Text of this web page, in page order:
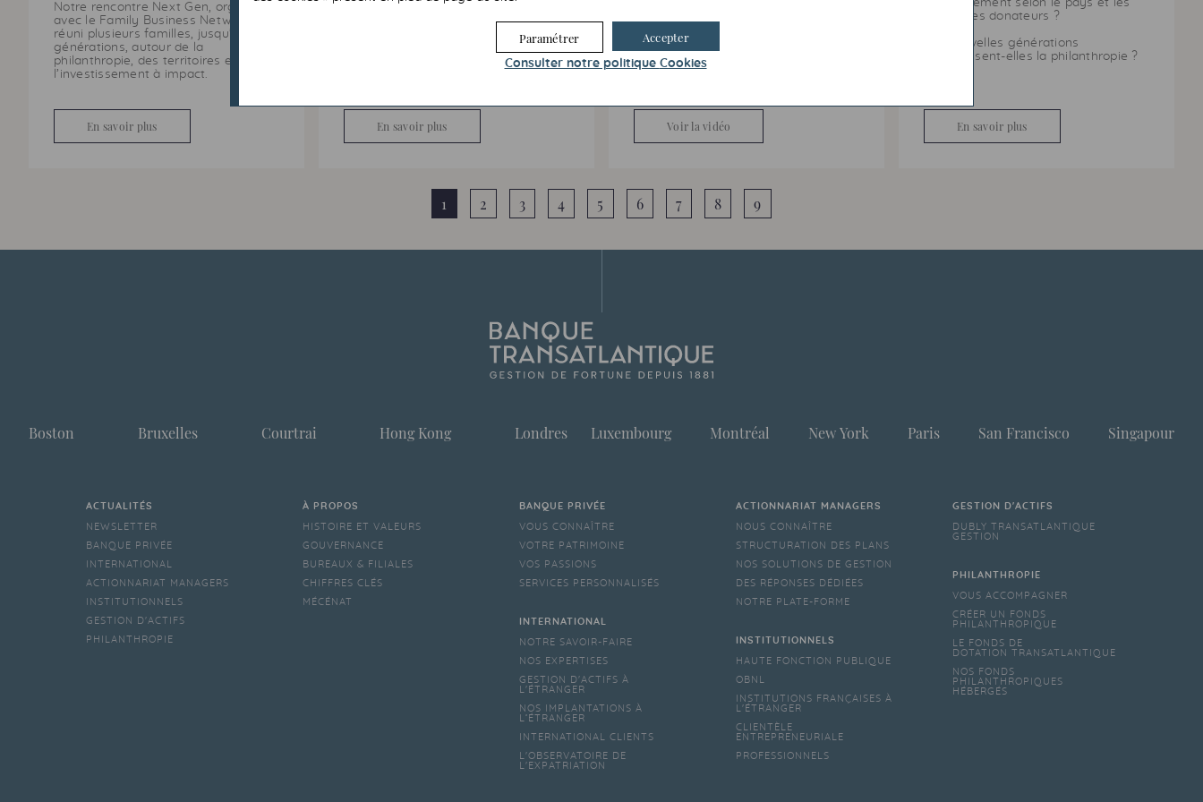
Notre rencontre Next Gen, organisée
avec le Family Business Network, a
réuni plusieurs familles, jusqu’à trois
générations, autour de la
philanthropie, des territoires et de
l’investissement à impact.
En savoir plus
Caritas France.
Sa vocation est de favoriser l’accès
précarité et de soutenir la réinsertion
En savoir plus
déjeuner au 26 ».
Avec le soutien du Fonds de Dotation
Transatlantique, il a contribué à faire
Voir la vidéo
d’engagement selon le pays et les
profils des donateurs ?
Les nouvelles générations
redéfinissent-elles la philanthropie ?
En savoir plus
1 2 3 4 5 6 7 8 9
Boston Bruxelles Courtrai Hong Kong Londres Luxembourg Montréal New York Paris San Francisco Singapour
ACTUALITÉS
NEWSLETTER
BANQUE PRIVÉE
INTERNATIONAL
ACTIONNARIAT MANAGERS
INSTITUTIONNELS
GESTION D'ACTIFS
PHILANTHROPIE
À PROPOS
HISTOIRE ET VALEURS
GOUVERNANCE
BUREAUX & FILIALES
CHIFFRES CLÉS
MÉCÉNAT
BANQUE PRIVÉE
VOUS CONNAÎTRE
VOTRE PATRIMOINE
VOS PASSIONS
SERVICES PERSONNALISÉS
INTERNATIONAL
NOTRE SAVOIR-FAIRE
NOS EXPERTISES
GESTION D'ACTIFS À
L'ÉTRANGER
NOS IMPLANTATIONS À
L’ÉTRANGER
INTERNATIONAL CLIENTS
L'OBSERVATOIRE DE
L'EXPATRIATION
ACTIONNARIAT MANAGERS
NOUS CONNAÎTRE
STRUCTURATION DES PLANS
NOS SOLUTIONS DE GESTION
DES RÉPONSES DÉDIÉES
NOTRE PLATE-FORME
INSTITUTIONNELS
HAUTE FONCTION PUBLIQUE
OBNL
INSTITUTIONS FRANÇAISES À
L'ÉTRANGER
CLIENTÈLE
ENTREPRENEURIALE
PROFESSIONNELS
GESTION D'ACTIFS
DUBLY TRANSATLANTIQUE
GESTION
PHILANTHROPIE
VOUS ACCOMPAGNER
CRÉER UN FONDS
PHILANTHROPIQUE
LE FONDS DE
DOTATION TRANSATLANTIQUE
NOS FONDS
PHILANTHROPIQUES
HÉBERGÉS
Accepter
Paramétrer
Consulter notre politique Cookies